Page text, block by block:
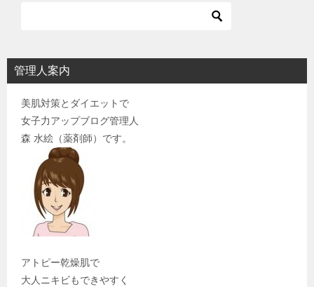
管理人案内
美肌対策とダイエットで
女子力アップブログ管理人
森 水絵（薬剤師）です。
アトピー乾燥肌で
大人ニキビもできやすく